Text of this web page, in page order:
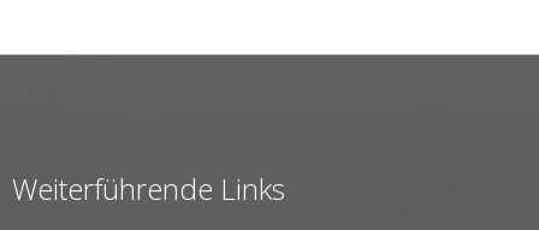
Weiterführende Links